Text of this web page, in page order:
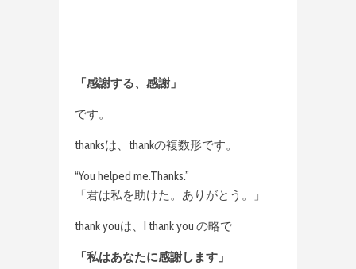
「感謝する、感謝」
です。
thanksは、thankの複数形です。
“You helped me.Thanks.”
「君は私を助けた。ありがとう。」
thank youは、I thank you の略で
「私はあなたに感謝します」